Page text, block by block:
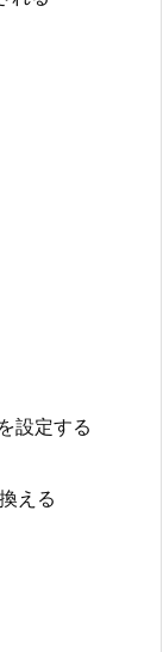
設定する
える